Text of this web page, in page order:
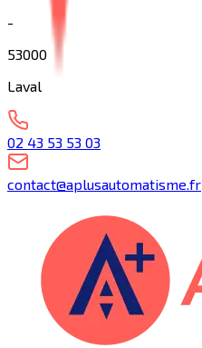
-
53000
Laval
02 43 53 53 03
contact@aplusautomatisme.fr